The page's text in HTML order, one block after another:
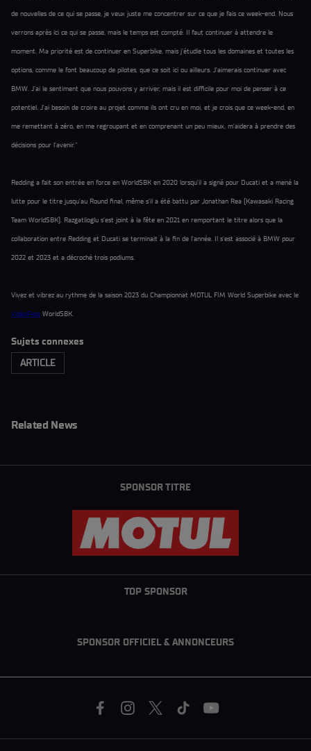
de nouvelles de ce qui se passe, je veux juste me concentrer sur ce que je fais ce week-end. Nous
verrons après ici ce qui se passe, mais le temps est compté. Il faut continuer à attendre le
moment. Ma priorité est de continuer en Superbike, mais j’étudie tous les domaines et toutes les
options, comme le font beaucoup de pilotes, que ce soit ici ou ailleurs. J’aimerais continuer avec
BMW. J’ai le sentiment que nous pouvons y arriver, mais il est difficile pour moi de penser à ce
potentiel. J’ai besoin de croire au projet comme ils ont cru en moi, et je crois que ce week-end, en
me remettant à zéro, en me regroupant et en comprenant un peu mieux, m’aidera à prendre des
décisions pour l’avenir.”
Redding a fait son entrée en force en WorldSBK en 2020 lorsqu’il a signé pour Ducati et a mené la
lutte pour le titre jusqu’au Round final, même s’il a été battu par Jonathan Rea (Kawasaki Racing
Team WorldSBK). Razgatlioglu s’est joint à la fête en 2021 en remportant le titre alors que la
collaboration entre Redding et Ducati se terminait à la fin de l’année. Il s’est associé à BMW pour
2022 et 2023 et a décroché trois podiums.
Vivez et vibrez au rythme de la saison 2023 du Championnat MOTUL FIM World Superbike avec le
VidéoPass WorldSBK.
Sujets connexes
ARTICLE
Related News
SPONSOR TITRE
TOP SPONSOR
SPONSOR OFFICIEL & ANNONCEURS